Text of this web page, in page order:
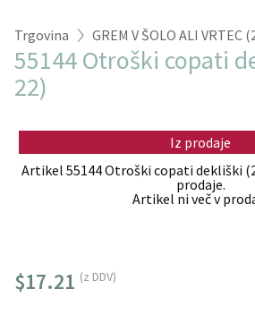
Trgovina GREM V ŠOLO ALI VRTEC
55144 Otroški copati
22)
Iz prodaje
Artikel 55144 Otroški copati dekliški
prodaje.
Artikel ni več v
$17.21 (z DDV)